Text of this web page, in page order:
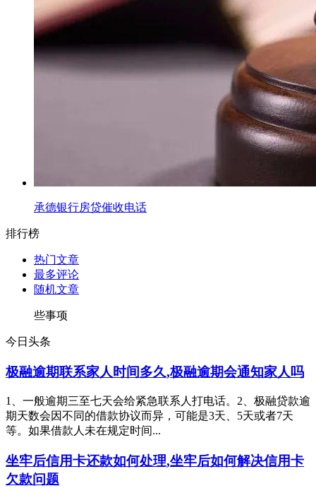
承德银行房贷催收电话
排行榜
热门文章
最多评论
随机文章
些事项
今日头条
极融逾期联系家人时间多久,极融逾期会通知家人吗
1、一般逾期三至七天会给紧急联系人打电话。2、极融贷款逾
期天数会因不同的借款协议而异，可能是3天、5天或者7天
等。如果借款人未在规定时间...
坐牢后信用卡还款如何处理,坐牢后如何解决信用卡
欠款问题